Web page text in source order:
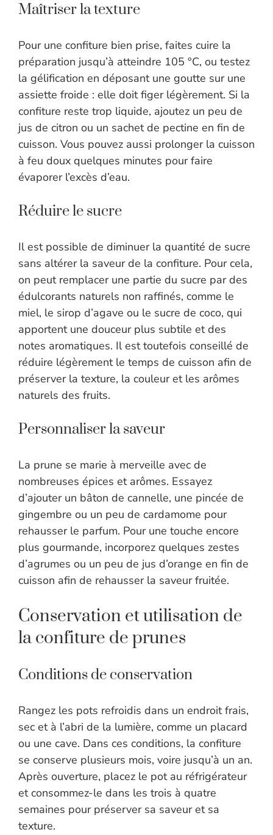
Maîtriser la texture
Pour une confiture bien prise, faites cuire la
préparation jusqu’à atteindre 105 °C, ou testez
la gélification en déposant une goutte sur une
assiette froide : elle doit figer légèrement. Si la
confiture reste trop liquide, ajoutez un peu de
jus de citron ou un sachet de pectine en fin de
cuisson. Vous pouvez aussi prolonger la cuisson
à feu doux quelques minutes pour faire
évaporer l’excès d’eau.
Réduire le sucre
Il est possible de diminuer la quantité de sucre
sans altérer la saveur de la confiture. Pour cela,
on peut remplacer une partie du sucre par des
édulcorants naturels non raffinés, comme le
miel, le sirop d’agave ou le sucre de coco, qui
apportent une douceur plus subtile et des
notes aromatiques. Il est toutefois conseillé de
réduire légèrement le temps de cuisson afin de
préserver la texture, la couleur et les arômes
naturels des fruits.
Personnaliser la saveur
La prune se marie à merveille avec de
nombreuses épices et arômes. Essayez
d’ajouter un bâton de cannelle, une pincée de
gingembre ou un peu de cardamome pour
rehausser le parfum. Pour une touche encore
plus gourmande, incorporez quelques zestes
d’agrumes ou un peu de jus d’orange en fin de
cuisson afin de rehausser la saveur fruitée.
Conservation et utilisation de
la confiture de prunes
Conditions de conservation
Rangez les pots refroidis dans un endroit frais,
sec et à l’abri de la lumière, comme un placard
ou une cave. Dans ces conditions, la confiture
se conserve plusieurs mois, voire jusqu’à un an.
Après ouverture, placez le pot au réfrigérateur
et consommez-le dans les trois à quatre
semaines pour préserver sa saveur et sa
texture.